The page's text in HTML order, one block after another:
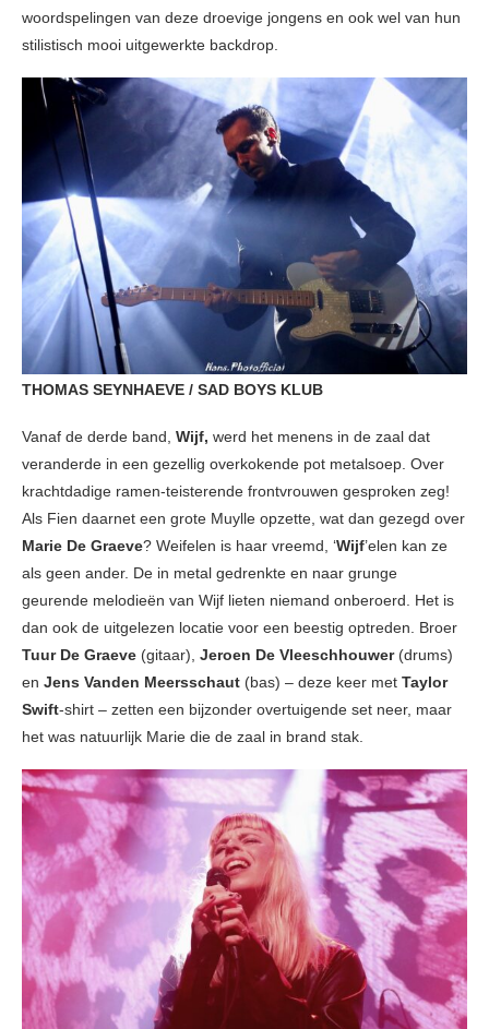
woordspelingen van deze droevige jongens en ook wel van hun
stilistisch mooi uitgewerkte backdrop.
THOMAS SEYNHAEVE / SAD BOYS KLUB
Vanaf de derde band, Wijf, werd het menens in de zaal dat
veranderde in een gezellig overkokende pot metalsoep. Over
krachtdadige ramen-teisterende frontvrouwen gesproken zeg!
Als Fien daarnet een grote Muylle opzette, wat dan gezegd over
Marie De Graeve? Weifelen is haar vreemd, ‘Wijf’elen kan ze
als geen ander. De in metal gedrenkte en naar grunge
geurende melodieën van Wijf lieten niemand onberoerd. Het is
dan ook de uitgelezen locatie voor een beestig optreden. Broer
Tuur De Graeve (gitaar), Jeroen De Vleeschhouwer (drums)
en Jens Vanden Meersschaut (bas) – deze keer met Taylor
Swift-shirt – zetten een bijzonder overtuigende set neer, maar
het was natuurlijk Marie die de zaal in brand stak.